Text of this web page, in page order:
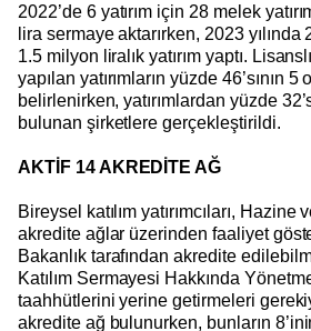
2022’de 6 yatırım için 28 melek
lira sermaye aktarırken, 2023 yılında
1.5 milyon liralık yatırım yaptı.
yapılan yatırımların yüzde 46’sının
belirlenirken, yatırımlardan yüzde
bulunan şirketlere gerçekleştirildi.
AKTİF 14 AKREDİTE AĞ
Bireysel katılım yatırımcıları, Hazine
akredite ağlar üzerinden faaliyet
Bakanlık tarafından akredite
Katılım Sermayesi Hakkında
taahhütlerini yerine getirmeleri
akredite ağ bulunurken, bunların